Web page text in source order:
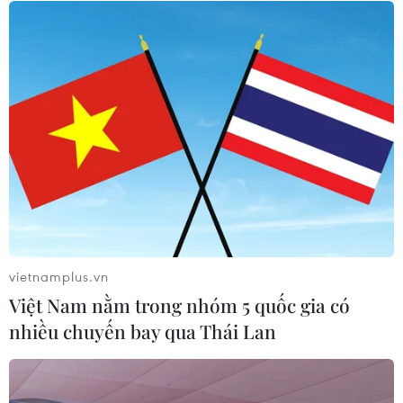
Bé trai 7 tuổi được ghép thận xuyên
Việt từ người hiến chết não
30/07/2026 12:52
Lâm Đồng rà soát toàn bộ cơ sở kinh
doanh thức ăn đường phố sau các vụ
ngộ độc
30/07/2026 08:24
Xem thêm
vietnamplus.vn
Việt Nam nằm trong nhóm 5 quốc gia có
nhiều chuyến bay qua Thái Lan